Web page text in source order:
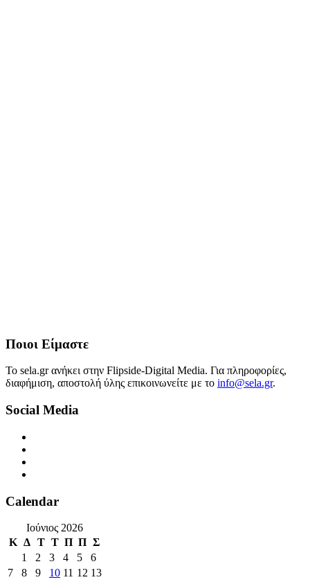
Ποιοι Είμαστε
Το sela.gr ανήκει στην Flipside-Digital Media. Για πληροφορίες,
διαφήμιση, αποστολή ύλης επικοινωνείτε με το info@sela.gr.
Social Media
Calendar
Ιούνιος 2026
Κ Δ Τ Τ Π Π Σ
1
2 3 4 5
6
7
8 9 10 11 12 13